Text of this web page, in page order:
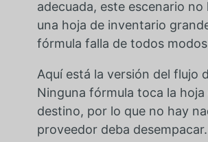
adecuada, este escenario no
una hoja de inventario
fórmula falla de todos
Aquí está la versión del flujo
Ninguna fórmula toca la hoja
destino, por lo que no hay
proveedor deba desempacar.